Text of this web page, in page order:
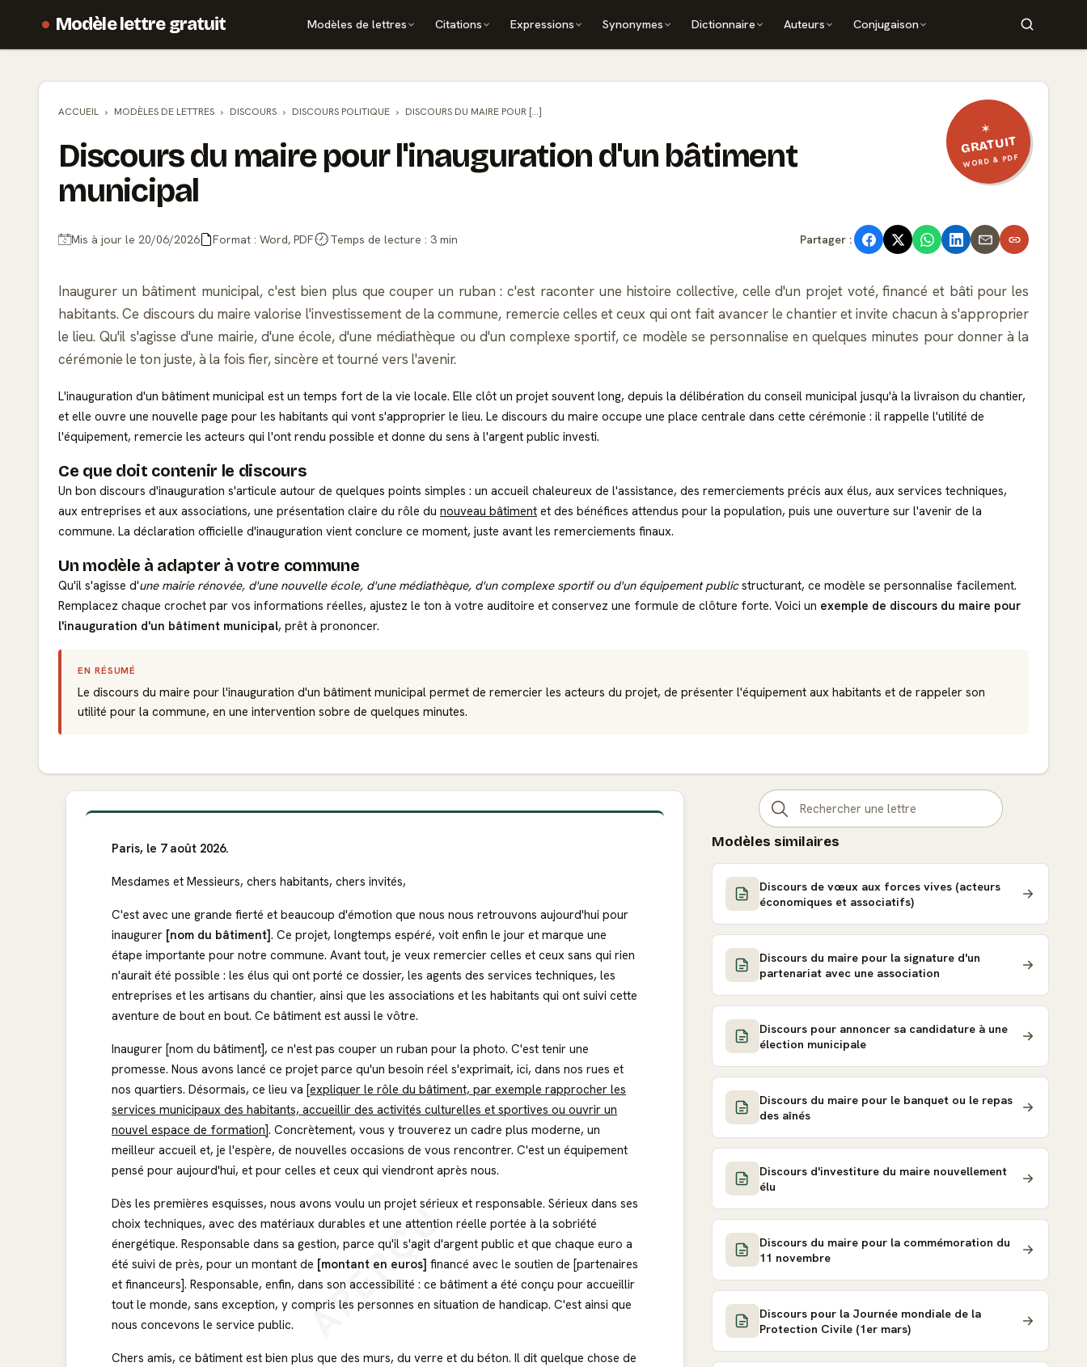
Modèle lettre gratuit Modèles de lettres Citations Expressions Synonymes Dictionnaire Auteurs Conjugaison
✶
GRATUIT
WORD & PDF
ACCUEIL MODÈLES DE LETTRES DISCOURS DISCOURS POLITIQUE DISCOURS DU MAIRE POUR [...]
Discours du maire pour l'inauguration d'un bâtiment
municipal
Mis à jour le 20/06/2026 Format : Word, PDF Temps de lecture : 3 min Partager :
Inaugurer un bâtiment municipal, c'est bien plus que couper un ruban : c'est raconter une histoire collective, celle d'un projet voté, financé et bâti pour les
habitants. Ce discours du maire valorise l'investissement de la commune, remercie celles et ceux qui ont fait avancer le chantier et invite chacun à s'approprier
le lieu. Qu'il s'agisse d'une mairie, d'une école, d'une médiathèque ou d'un complexe sportif, ce modèle se personnalise en quelques minutes pour donner à la
cérémonie le ton juste, à la fois fier, sincère et tourné vers l'avenir.
L'inauguration d'un bâtiment municipal est un temps fort de la vie locale. Elle clôt un projet souvent long, depuis la délibération du conseil municipal jusqu'à la livraison du chantier,
et elle ouvre une nouvelle page pour les habitants qui vont s'approprier le lieu. Le discours du maire occupe une place centrale dans cette cérémonie : il rappelle l'utilité de
l'équipement, remercie les acteurs qui l'ont rendu possible et donne du sens à l'argent public investi.
Ce que doit contenir le discours
Un bon discours d'inauguration s'articule autour de quelques points simples : un accueil chaleureux de l'assistance, des remerciements précis aux élus, aux services techniques,
aux entreprises et aux associations, une présentation claire du rôle du nouveau bâtiment et des bénéfices attendus pour la population, puis une ouverture sur l'avenir de la
commune. La déclaration officielle d'inauguration vient conclure ce moment, juste avant les remerciements finaux.
Un modèle à adapter à votre commune
Qu'il s'agisse d'une mairie rénovée, d'une nouvelle école, d'une médiathèque, d'un complexe sportif ou d'un équipement publicstructurant, ce modèle se personnalise facilement.
Remplacez chaque crochet par vos informations réelles, ajustez le ton à votre auditoire et conservez une formule de clôture forte. Voici un exemple de discours du maire pour
l'inauguration d'un bâtiment municipal, prêt à prononcer.
EN RÉSUMÉ
Le discours du maire pour l'inauguration d'un bâtiment municipal permet de remercier les acteurs du projet, de présenter l'équipement aux habitants et de rappeler son
utilité pour la commune, en une intervention sobre de quelques minutes.
APERÇU
Paris, le 7 août 2026.
Mesdames et Messieurs, chers habitants, chers invités,
C'est avec une grande fierté et beaucoup d'émotion que nous nous retrouvons aujourd'hui pour
inaugurer [nom du bâtiment]. Ce projet, longtemps espéré, voit enfin le jour et marque une
étape importante pour notre commune. Avant tout, je veux remercier celles et ceux sans qui rien
n'aurait été possible : les élus qui ont porté ce dossier, les agents des services techniques, les
entreprises et les artisans du chantier, ainsi que les associations et les habitants qui ont suivi cette
aventure de bout en bout. Ce bâtiment est aussi le vôtre.
Inaugurer [nom du bâtiment], ce n'est pas couper un ruban pour la photo. C'est tenir une
promesse. Nous avons lancé ce projet parce qu'un besoin réel s'exprimait, ici, dans nos rues et
nos quartiers. Désormais, ce lieu va [expliquer le rôle du bâtiment, par exemple rapprocher les
services municipaux des habitants, accueillir des activités culturelles et sportives ou ouvrir un
nouvel espace de formation]. Concrètement, vous y trouverez un cadre plus moderne, un
meilleur accueil et, je l'espère, de nouvelles occasions de vous rencontrer. C'est un équipement
pensé pour aujourd'hui, et pour celles et ceux qui viendront après nous.
Dès les premières esquisses, nous avons voulu un projet sérieux et responsable. Sérieux dans ses
choix techniques, avec des matériaux durables et une attention réelle portée à la sobriété
énergétique. Responsable dans sa gestion, parce qu'il s'agit d'argent public et que chaque euro a
été suivi de près, pour un montant de [montant en euros] financé avec le soutien de [partenaires
et financeurs]. Responsable, enfin, dans son accessibilité : ce bâtiment a été conçu pour accueillir
tout le monde, sans exception, y compris les personnes en situation de handicap. C'est ainsi que
nous concevons le service public.
Chers amis, ce bâtiment est bien plus que des murs, du verre et du béton. Il dit quelque chose de
Modèles similaires
Discours de vœux aux forces vives (acteurs
économiques et associatifs)
Discours du maire pour la signature d'un
partenariat avec une association
Discours pour annoncer sa candidature à une
élection municipale
Discours du maire pour le banquet ou le repas
des aînés
Discours d'investiture du maire nouvellement
élu
Discours du maire pour la commémoration du
11 novembre
Discours pour la Journée mondiale de la
Protection Civile (1er mars)